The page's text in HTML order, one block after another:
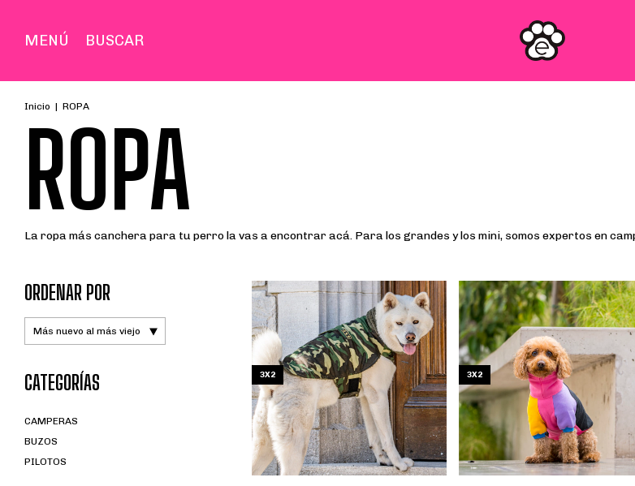
MENÚ BUSCAR
Inicio | ROPA
ROPA
La ropa más canchera para tu perro la vas a encontrar acá. Para los grandes y los mini, somos expertos en
ORDENAR POR
CATEGORÍAS
CAMPERAS
BUZOS
PILOTOS
3X2 3X2